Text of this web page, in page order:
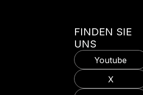
FINDEN SIE
UNS
Youtube
X